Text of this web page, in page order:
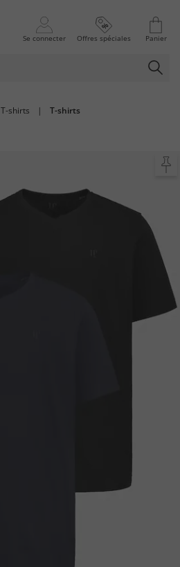
Se connecter Offres spéciales Panier
T-shirts | T-shirts